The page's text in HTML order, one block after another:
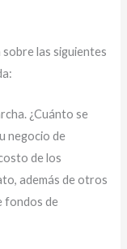
las siguientes
¿Cuánto se
negocio de
de los
además de otros
fondos de